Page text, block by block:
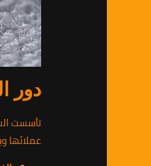
دور
تأسست
عملائها